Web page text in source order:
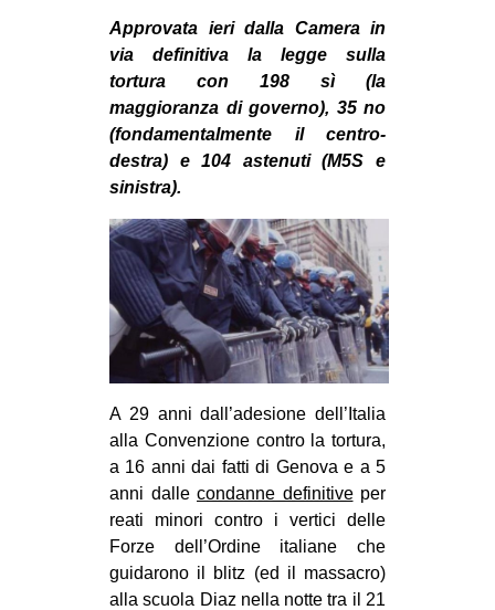
MILANO
MOBILITAZIONI
SPAZI
SPORT POPOLARE
AMBIENTE
ANTIFASCISMO
DIRITTO ALL’ABITARE
GENERI
PRECARIATO
REPRESSIONE
STUDENTI
CULTURE
ARTE
Approvata ieri dalla Camera in
via definitiva la legge sulla
tortura con 198 sì (la
maggioranza di governo), 35 no
(fondamentalmente il centro-
destra) e 104 astenuti (M5S e
sinistra).
A 29 anni dall’adesione dell’Italia
alla Convenzione contro la tortura,
a 16 anni dai fatti di Genova e a 5
anni dalle condanne definitiveper
reati minori contro i vertici delle
Forze dell’Ordine italiane che
guidarono il blitz (ed il massacro)
alla scuola Diaz nella notte tra il 21